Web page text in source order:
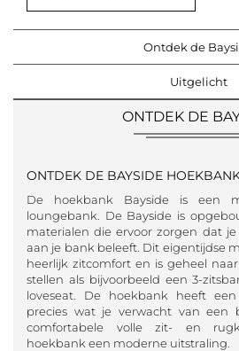
Ontdek de
Uitgelicht
ONTDEK DE
ONTDEK DE BAYSIDE
De hoekbank Bayside is een
loungebank. De Bayside is
materialen die ervoor zorgen dat
aan je bank beleeft. Dit eigentijdse
heerlijk zitcomfort en is geheel
stellen als bijvoorbeeld een 3-
loveseat. De hoekbank heeft
precies wat je verwacht van een
comfortabele volle zit- en
hoekbank een moderne uitstraling.